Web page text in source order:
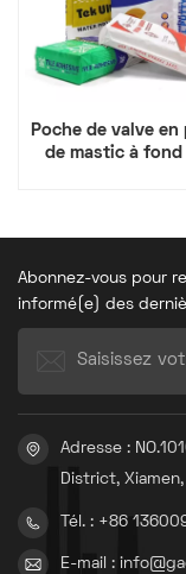
Poche de valve en
de mastic à fond
Abonnez-vous pour
informé(e) des
Adresse :
District, Xiamen,
Tél. : +86
E-mail :